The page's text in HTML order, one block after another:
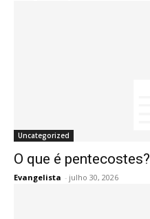
Uncategorized
O que é pentecostes?
Evangelista - julho 30, 2026